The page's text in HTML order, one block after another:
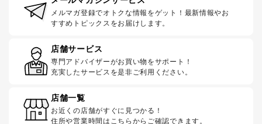
メルマガ登録でオトクな情報をゲット！最新情報やお
すすめトピックスをお届けします。
店舗サービス
専門アドバイザーがお買い物をサポート！
充実したサービスを是非ご利用ください。
店舗一覧
お近くの店舗がすぐに見つかる！
住所や営業時間はこちらからご確認できます。